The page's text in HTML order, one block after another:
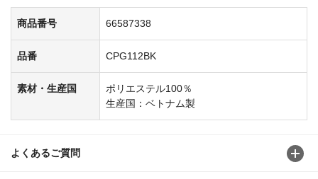
商品番号 66587338
品番 CPG112BK
素材・生産国
ポリエステル100％
生産国：ベトナム製
よくあるご質問